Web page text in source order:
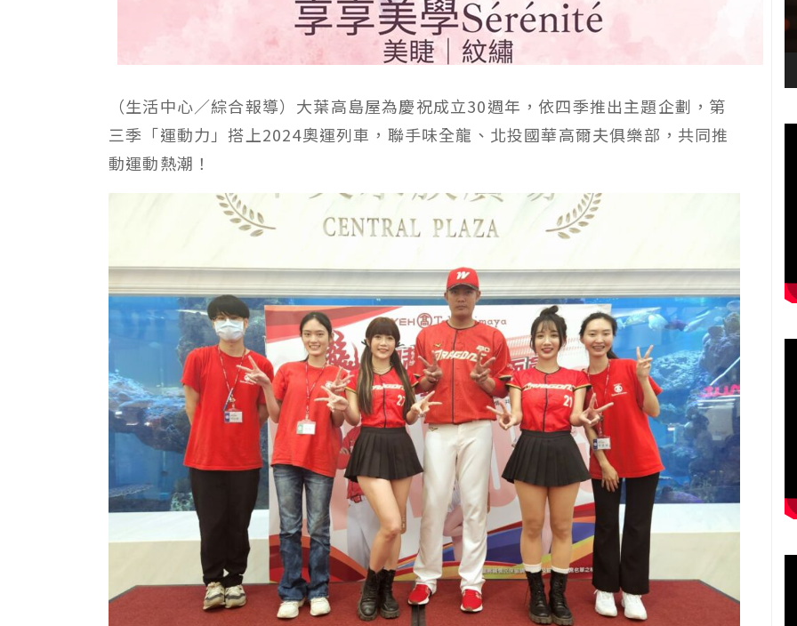
（生活中心／綜合報導）大葉高島屋為慶祝成立30週年，依四季推出主題企劃，第
三季「運動力」搭上2024奧運列車，聯手味全龍、北投國華高爾夫俱樂部，共同推
動運動熱潮！